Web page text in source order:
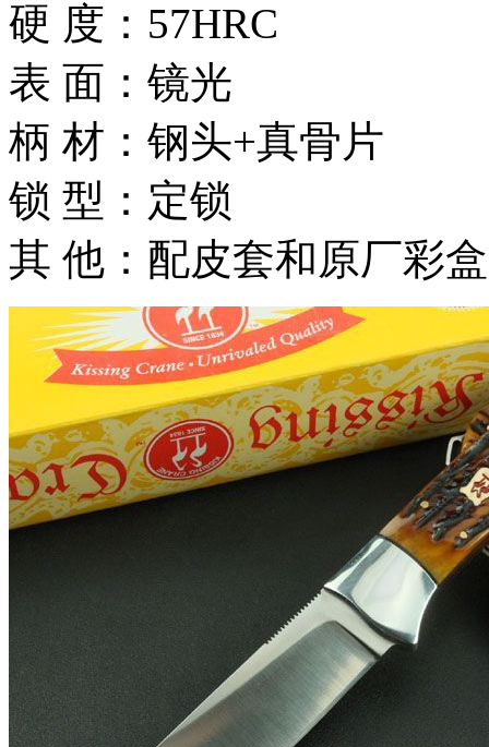
硬 度：57HRC
表 面：镜光
柄 材：钢头+真骨片
锁 型：定锁
其 他：配皮套和原厂彩盒